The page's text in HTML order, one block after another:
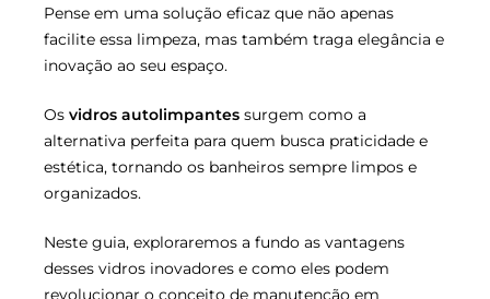
Pense em uma solução eficaz que não apenas
facilite essa limpeza, mas também traga elegância e
inovação ao seu espaço.
Os vidros autolimpantes surgem como a
alternativa perfeita para quem busca praticidade e
estética, tornando os banheiros sempre limpos e
organizados.
Neste guia, exploraremos a fundo as vantagens
desses vidros inovadores e como eles podem
revolucionar o conceito de manutenção em